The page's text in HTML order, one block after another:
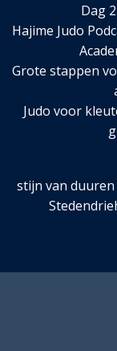
Dag
Hajime Judo
Grote stappen
Judo voor
stijn van duuren